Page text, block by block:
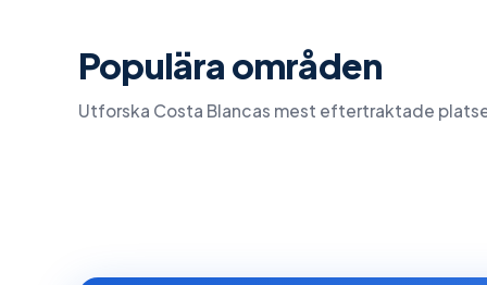
Populära områden
Utforska Costa Blancas mest eftertraktade
Torrevieja